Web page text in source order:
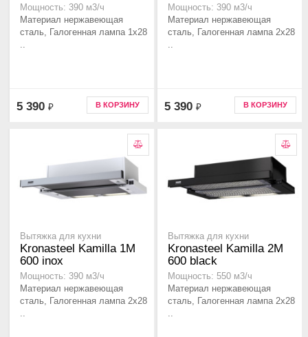
Мощность: 390 м3/ч
Материал нержавеющая
сталь, Галогенная лампа 1x28
..
5 390 ₽ В КОРЗИНУ
Мощность: 390 м3/ч
Материал нержавеющая
сталь, Галогенная лампа 2x28
..
5 390 ₽ В КОРЗИНУ
Вытяжка для кухни
Kronasteel Kamilla 1M
600 inox
Мощность: 390 м3/ч
Материал нержавеющая
сталь, Галогенная лампа 2x28
..
Вытяжка для кухни
Kronasteel Kamilla 2M
600 black
Мощность: 550 м3/ч
Материал нержавеющая
сталь, Галогенная лампа 2x28
..